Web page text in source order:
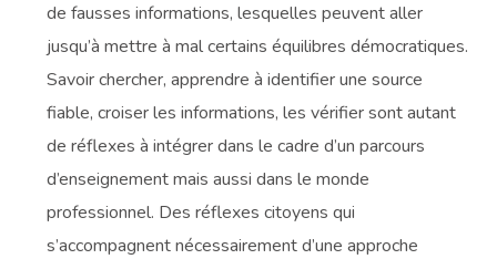
de fausses informations, lesquelles peuvent aller
jusqu’à mettre à mal certains équilibres démocratiques.
Savoir chercher, apprendre à identifier une source
fiable, croiser les informations, les vérifier sont autant
de réflexes à intégrer dans le cadre d’un parcours
d’enseignement mais aussi dans le monde
professionnel. Des réflexes citoyens qui
s’accompagnent nécessairement d’une approche